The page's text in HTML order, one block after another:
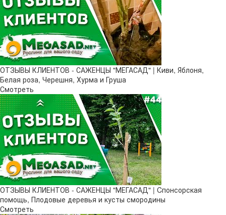
ОТЗЫВЫ КЛИЕНТОВ - САЖЕНЦЫ "МЕГАСАД" | Киви, Яблоня,
Белая роза, Черешня, Хурма и Груша
Смотреть
ОТЗЫВЫ КЛИЕНТОВ - САЖЕНЦЫ "МЕГАСАД" | Cпонсорская
помощь, Плодовые деревья и кусты смородины
Смотреть